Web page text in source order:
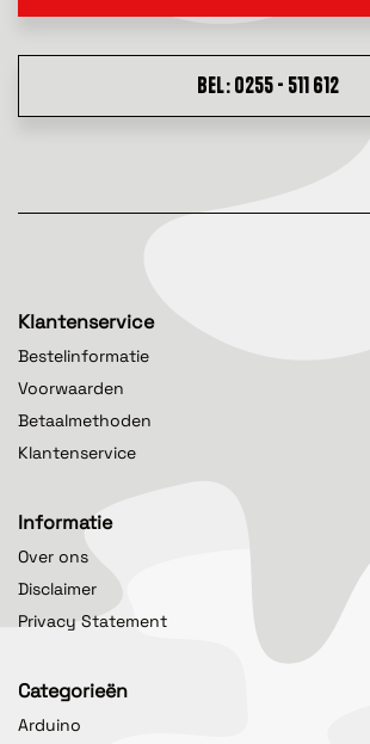
BEL: 0255 - 511 612
Klantenservice
Bestelinformatie
Voorwaarden
Betaalmethoden
Klantenservice
Informatie
Over ons
Disclaimer
Privacy Statement
Categorieën
Arduino